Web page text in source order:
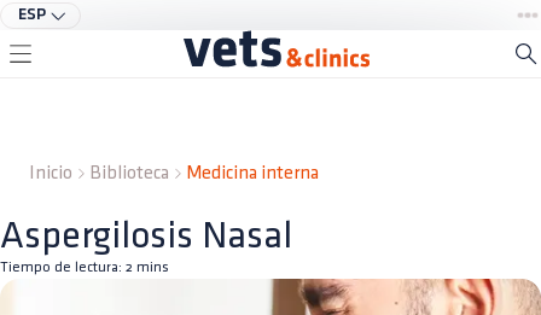
ESP
Inicio Biblioteca Medicina interna
Aspergilosis Nasal
Tiempo de lectura: 2 mins